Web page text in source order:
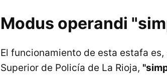
Modus operandi
El funcionamiento de esta estafa
Superior de Policía de La Rioja,